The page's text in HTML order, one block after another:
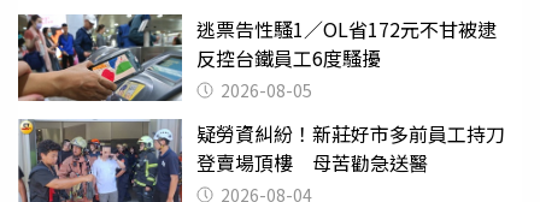
逃票告性騷1／OL省172元不甘被逮
反控台鐵員工6度騷擾
2026-08-05
疑勞資糾紛！新莊好市多前員工持刀
登賣場頂樓 母苦勸急送醫
2026-08-04